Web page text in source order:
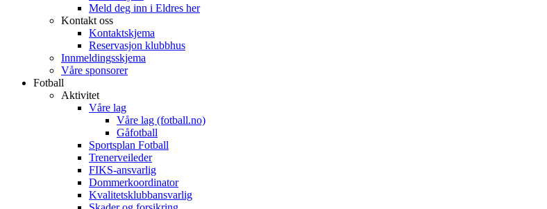
Meld deg inn i Eldres her
Kontakt oss
Kontaktskjema
Reservasjon klubbhus
Innmeldingsskjema
Våre sponsorer
Fotball
Aktivitet
Våre lag
Våre lag (fotball.no)
Gåfotball
Sportsplan Fotball
Trenerveileder
FIKS-ansvarlig
Dommerkoordinator
Kvalitetsklubbansvarlig